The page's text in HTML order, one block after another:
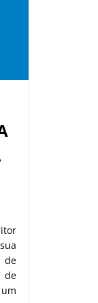
de
de